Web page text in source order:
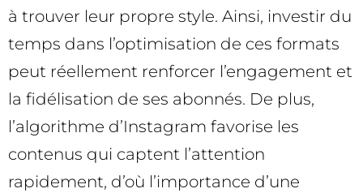
à trouver leur propre style. Ainsi, investir du
temps dans l’optimisation de ces formats
peut réellement renforcer l’engagement et
la fidélisation de ses abonnés. De plus,
l’algorithme d’Instagram favorise les
contenus qui captent l’attention
rapidement, d’où l’importance d’une